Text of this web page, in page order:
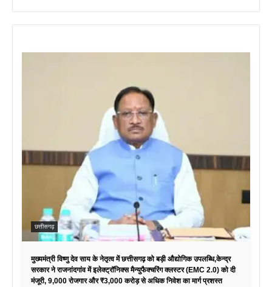
छत्तीसगढ़
मुख्यमंत्री विष्णु देव साय के नेतृत्व में छत्तीसगढ़ को बड़ी औद्योगिक उपलब्धि,केन्द्र
सरकार ने राजनांदगांव में इलेक्ट्रॉनिक्स मैन्युफैक्चरिंग क्लस्टर (EMC 2.0) को दी
मंजूरी, 9,000 रोजगार और ₹3,000 करोड़ से अधिक निवेश का मार्ग प्रशस्त